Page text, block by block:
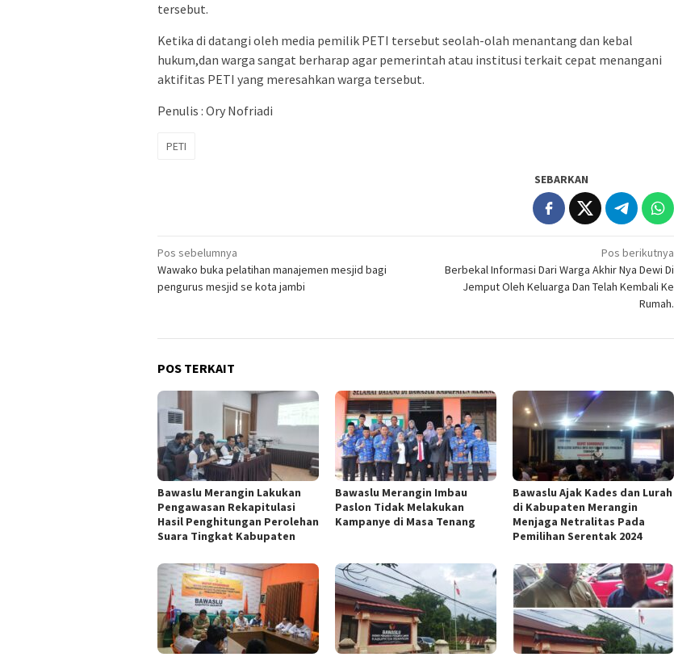
tersebut.
Ketika di datangi oleh media pemilik PETI tersebut seolah-olah menantang dan kebal
hukum,dan warga sangat berharap agar pemerintah atau institusi terkait cepat menangani
aktifitas PETI yang meresahkan warga tersebut.
Penulis : Ory Nofriadi
PETI
SEBARKAN
Navigasi
pos
Pos sebelumnya
Wawako buka pelatihan manajemen mesjid bagi
pengurus mesjid se kota jambi
Pos berikutnya
Berbekal Informasi Dari Warga Akhir Nya Dewi Di
Jemput Oleh Keluarga Dan Telah Kembali Ke
Rumah.
POS TERKAIT
Bawaslu Merangin Lakukan
Pengawasan Rekapitulasi
Hasil Penghitungan Perolehan
Suara Tingkat Kabupaten
Bawaslu Merangin Imbau
Paslon Tidak Melakukan
Kampanye di Masa Tenang
Bawaslu Ajak Kades dan Lurah
di Kabupaten Merangin
Menjaga Netralitas Pada
Pemilihan Serentak 2024